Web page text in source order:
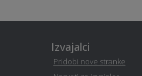
Erotična masaža - Vransko
Izvajalci
Pridobi nove stranke